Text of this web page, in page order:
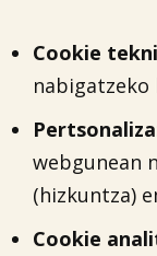
Cookie
nabigatzeko
webgunean
(hizkuntza)
Cookie